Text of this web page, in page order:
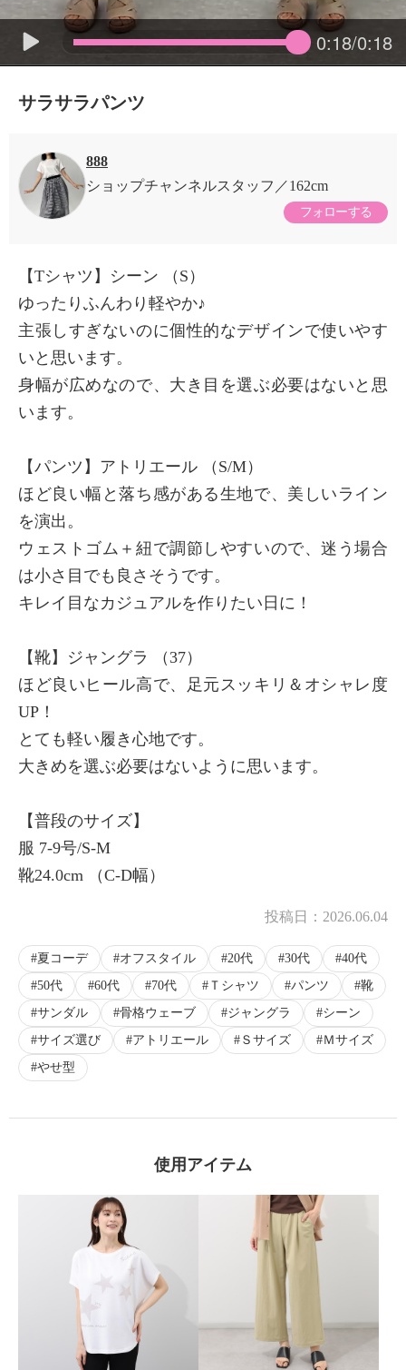
0:18/0:18
×
サラサラパンツ
888
ショップチャンネルスタッフ
162cm
フォローする
【Tシャツ】シーン （S）
ゆったりふんわり軽やか♪
主張しすぎないのに個性的なデザインで使いやす
いと思います。
身幅が広めなので、大き目を選ぶ必要はないと思
います。
【パンツ】アトリエール （S/M）
ほど良い幅と落ち感がある生地で、美しいライン
を演出。
ウェストゴム＋紐で調節しやすいので、迷う場合
は小さ目でも良さそうです。
キレイ目なカジュアルを作りたい日に！
【靴】ジャングラ （37）
ほど良いヒール高で、足元スッキリ＆オシャレ度
UP！
とても軽い履き心地です。
大きめを選ぶ必要はないように思います。
【普段のサイズ】
服 7-9号/S-M
靴24.0cm （C-D幅）
投稿日： 2026.06.04
夏コーデ オフスタイル 20代 30代
40代
50代
60代 70代 Ｔシャツ パンツ
靴
サンダル
骨格ウェーブ ジャングラ
シーン
サイズ選び
アトリエール Ｓサイズ
Ｍサイズ
やせ型
使用アイテム